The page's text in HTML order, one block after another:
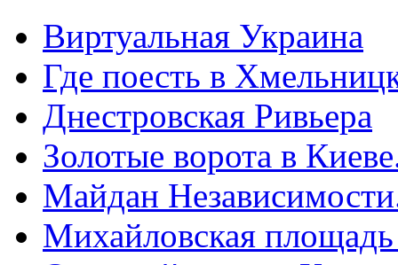
Виртуальная Украина
Где поесть в
Днестровская Ривьера
Золотые ворота в
Майдан
Михайловская